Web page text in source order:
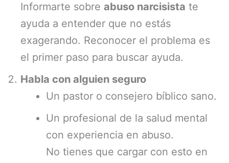
Informarte sobre abuso narcisista te
ayuda a entender que no estás
exagerando. Reconocer el problema es
el primer paso para buscar ayuda.
Habla con alguien seguro
Un pastor o consejero bíblico sano.
Un profesional de la salud mental
con experiencia en abuso.
No tienes que cargar con esto en